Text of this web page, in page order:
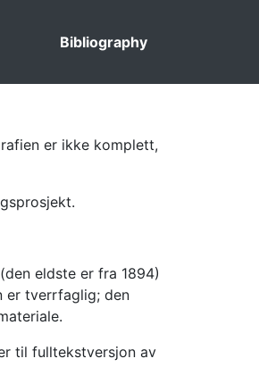
Bibliography
er ikke komplett,
eldste er fra 1894)
er tverrfaglig; den
til fulltekstversjon av